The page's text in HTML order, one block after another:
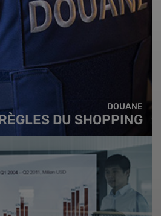
DOUANE
DU SHOPPING